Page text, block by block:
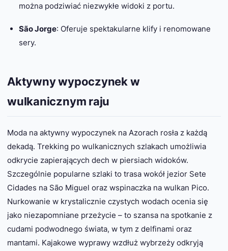
można podziwiać niezwykłe widoki z portu.
São Jorge: Oferuje spektakularne klify i renomowane
sery.
Aktywny wypoczynek w
wulkanicznym raju
Moda na aktywny wypoczynek na Azorach rosła z każdą
dekadą. Trekking po wulkanicznych szlakach umożliwia
odkrycie zapierających dech w piersiach widoków.
Szczególnie popularne szlaki to trasa wokół jezior Sete
Cidades na São Miguel oraz wspinaczka na wulkan Pico.
Nurkowanie w krystalicznie czystych wodach ocenia się
jako niezapomniane przeżycie – to szansa na spotkanie z
cudami podwodnego świata, w tym z delfinami oraz
mantami. Kajakowe wyprawy wzdłuż wybrzeży odkryją